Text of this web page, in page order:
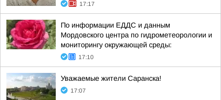
17:17
По информации ЕДДС и данным
Мордовского центра по гидрометеорологии и
мониторингу окружающей среды:
17:10
Уважаемые жители Саранска!
17:07